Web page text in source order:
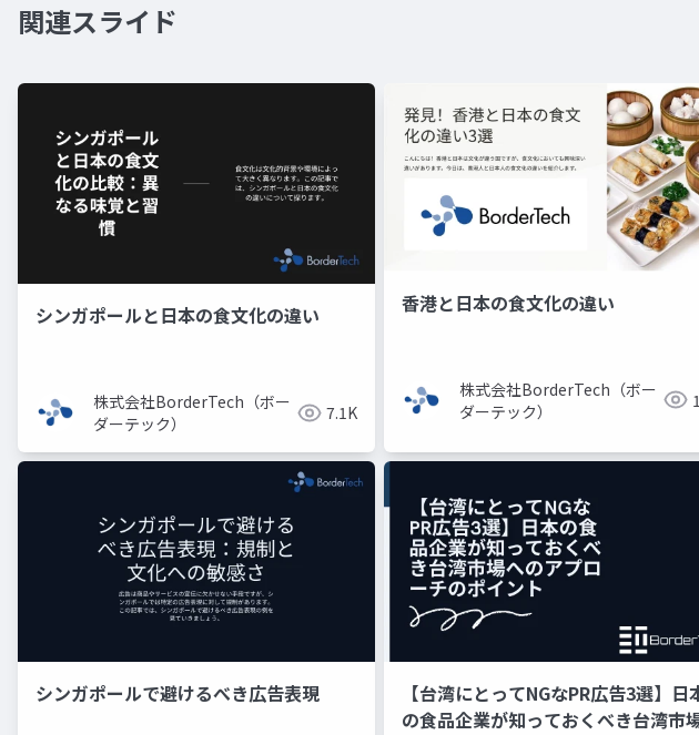
関連スライド
シンガポールと日本の食文化の違い
株式会社BorderTech（ボー
ダーテック）
7.1K
香港と日本の食文化の違い
株式会社BorderTech（ボー
ダーテック）
シンガポールで避けるべき広告表現
【台湾にとってNGなPR広告3選】日
の食品企業が知っておくべき台湾市